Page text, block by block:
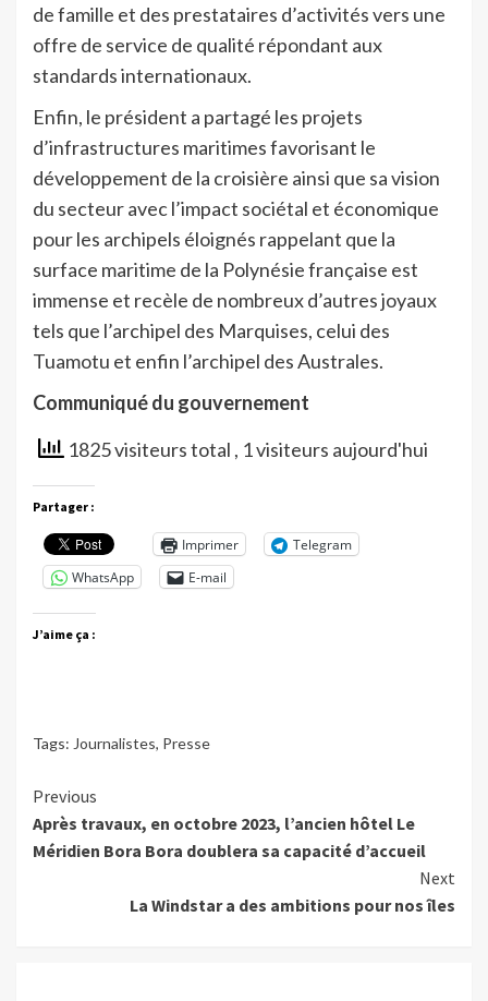
de famille et des prestataires d’activités vers une
offre de service de qualité répondant aux
standards internationaux.
Enfin, le président a partagé les projets
d’infrastructures maritimes favorisant le
développement de la croisière ainsi que sa vision
du secteur avec l’impact sociétal et économique
pour les archipels éloignés rappelant que la
surface maritime de la Polynésie française est
immense et recèle de nombreux d’autres joyaux
tels que l’archipel des Marquises, celui des
Tuamotu et enfin l’archipel des Australes.
Communiqué du gouvernement
1825 visiteurs total , 1 visiteurs aujourd'hui
Partager :
Imprimer
Telegram
WhatsApp
E-mail
J’aime ça :
Tags: Journalistes, Presse
Continue
Reading
Previous
Après travaux, en octobre 2023, l’ancien hôtel Le
Méridien Bora Bora doublera sa capacité d’accueil
Next
La Windstar a des ambitions pour nos îles